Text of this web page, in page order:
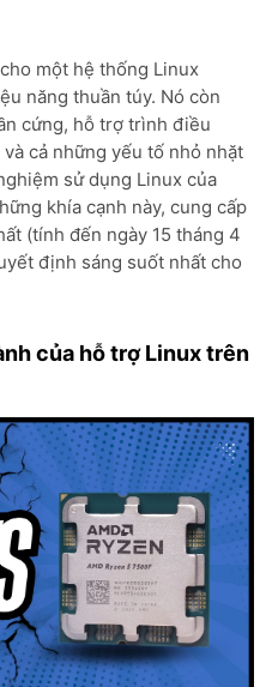
một hệ thống Linux
năng thuần túy. Nó còn
cứng, hỗ trợ trình điều
cả những yếu tố nhỏ nhặt
sử dụng Linux của
khía cạnh này, cung cấp
(tính đến ngày 15 tháng 4
định sáng suốt nhất cho
của hỗ trợ Linux trên